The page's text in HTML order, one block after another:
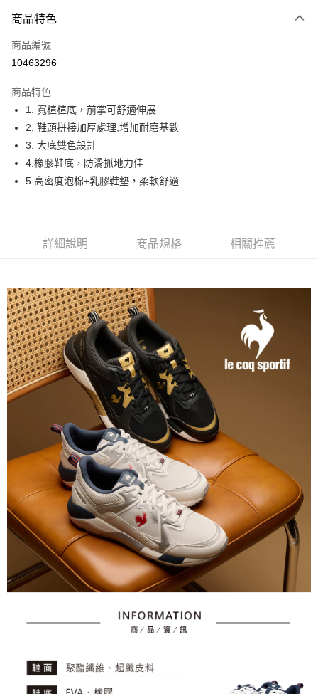
LINE Pay
Apple Pay
悠遊付
大哥付你分期
相關說明
【大哥付你分期使用說明】
1.本服務由台灣大哥大提供，台灣大哥大用戶可立即使用無須另外申請。
2.付款方式選擇「大哥付你分期」，訂單成立後會自動跳轉到大哥付的交易
消。如遇「轉專審核」未通過狀況，表示未達大哥付你分期系統評分，恕無
1.分期款項不併入電信帳單，「大哥付你分期」於每月結算日後寄送繳費提
醒簡訊。
2.透過簡訊連結打開帳單後，可選擇「超商條碼／台灣大直營門市／銀行轉
帳／街口支付／iPASS MONEY」等通路繳費。
【注意事項】
1.本服務係由「台灣大哥大股份有限公司」（以下簡稱本公司）所提供，讓
用戶於交易時，得透過本服務購買商品或服務，並由商店將買賣／分期付款
買賣價金債權讓與本公司後，依約使用本公司帳單繳交帳款。
2.基於同意付款使用「大哥付你分期」之契約關係目的，商店將以您的個人
資料（包含姓名、電話或地址）提供予台灣大哥大進項蒐集、處理及利用，
由本公司與您本人進行分期帳單所需資料之確認、核對及更正。
3.完整用戶服務條款，請詳閱以下連結：https://oppay.tw/userRule
AFTEE先享後付
相關說明
１．簡單：不需註冊會員、不需綁卡、不需儲值。
【「AFTEE先享後付」結帳流程】
１．於結帳方式選擇「AFTEE先享後付」後，將跳轉至「AFTEE先享後付」
結帳頁面，進行簡訊認證並確認金額後，即可完成結帳。
２．訂單成立數日內，您將收到繳費通知簡訊。
３．收到繳費通知簡訊後14天內，點擊此簡訊中的連結，可透過四大超商／
ATM／網路銀行／等多元方式進行付款，方視為交易完成。
※ 請注意：結帳手續完成當下不需立刻繳費，但若您需要取消訂單，請聯絡
購買商品的店家。未經商家同意取消之訂單仍視為有效，需透過AFTEE先享
後付繳納相關費用。
※ 交易是否成功請以「AFTEE先享後付 」之結帳頁面顯示為準，若有關於
是否繳費成功／繳費後需取消欲退款等相關疑問，請聯繫「AFTEE先享後付
客戶支援中心」https://netprotections.freshdesk.com/support/home
【注意事項】
１．透過由恩沛科技股份有限公司提供之「AFTEE先享後付」服務完成之交
易，需依本服務之必要範圍內提供個人資料，並將交易相關給付款項請求債
權轉讓予恩沛科技股份有限公司。
２．關於個人資料處理事宜，請瀏覽以下網址：
https://aftee.tw/terms/#terms3
３．未成年的使用者請事先徵得法定代理人或監護人之同意方可使用
「AFTEE先享後付」，若未經同意申辦者引起之損失，本公司不負相關責
４．使用「AFTEE先享後付」時，將依據個別帳號之用戶狀況，依本公司即
時審查核予不同之上限額度；若仍有額度不足之情形，本公司將視審查結果
５．嚴禁一人註冊多個帳號或使用他人資訊註冊。若發現惡意使用之情形，
恩沛科技股份有限公司將有權停止該用戶之使用額度並採取法律行動。
運送方式
免運費
付款後全家取貨
免運費
萊爾富取貨付款
免運費
7-11取貨付款
付款後7-11取貨
免運費
宅配
免運費
離島宅配
商品特色
商品編號
10463296
商品特色
1. 寬楦楦底，前掌可舒適伸展
2. 鞋頭拼接加厚處理,增加耐磨基數
3. 大底雙色設計
4.橡膠鞋底，防滑抓地力佳
5.高密度泡棉+乳膠鞋墊，柔軟舒適
詳細說明 商品規格 相關推薦